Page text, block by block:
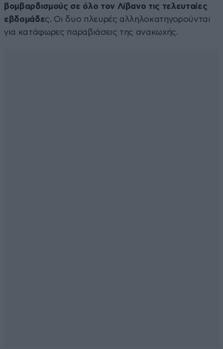
βομβαρδισμούς σε όλο τον Λίβανο τις τελευταίες
εβδομάδες. Οι δυο πλευρές αλληλοκατηγορούνται
για κατάφωρες παραβιάσεις της ανακωχής.